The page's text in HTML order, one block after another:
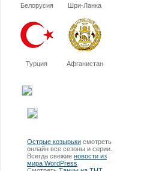
Белорусия Шри-Ланка
Турция Афганистан
Острые козырьки смотреть
онлайн все сезоны и серии.
Всегда свежие новости из
мира WordPress